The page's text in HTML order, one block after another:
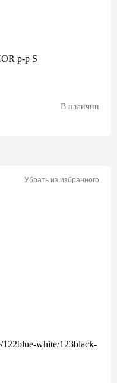
р-р S
В наличии
Убрать из избранного
white/123black-